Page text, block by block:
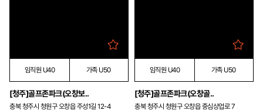
임직원 U40 가족 U50
[청주]골프존파크(오창보..
충북 청주시 청원구 오창읍 주성1길 12-4
임직원 U40 가족 U50
[청주]골프존파크(오창골..
충북 청주시 청원구 오창읍 중심상업로 7